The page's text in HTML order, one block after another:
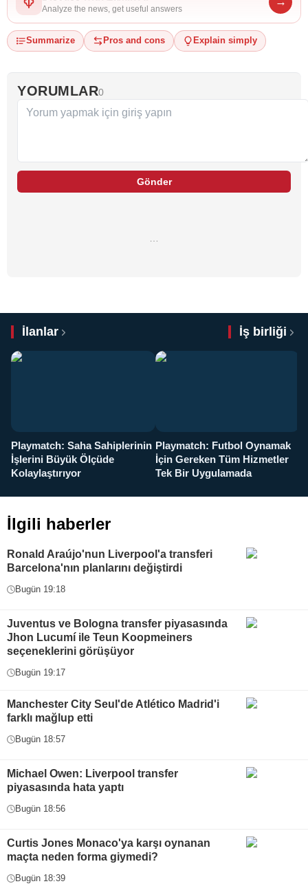
Analyze the news, get useful answers
Summarize Pros and cons Explain simply
YORUMLAR0
Gönder
…
İlanlar İş birliği
Playmatch: Saha Sahiplerinin
İşlerini Büyük Ölçüde
Kolaylaştırıyor
Playmatch: Futbol Oynamak
İçin Gereken Tüm Hizmetler
Tek Bir Uygulamada
İlgili haberler
Ronald Araújo'nun Liverpool'a transferi
Barcelona'nın planlarını değiştirdi
Bugün 19:18
Juventus ve Bologna transfer piyasasında
Jhon Lucumí ile Teun Koopmeiners
seçeneklerini görüşüyor
Bugün 19:17
Manchester City Seul'de Atlético Madrid'i
farklı mağlup etti
Bugün 18:57
Michael Owen: Liverpool transfer
piyasasında hata yaptı
Bugün 18:56
Curtis Jones Monaco'ya karşı oynanan
maçta neden forma giymedi?
Bugün 18:39